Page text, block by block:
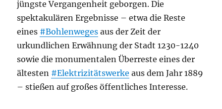
jüngste Vergangenheit geborgen. Die
spektakulären Ergebnisse – etwa die Reste
eines #Bohlenweges aus der Zeit der
urkundlichen Erwähnung der Stadt 1230-1240
sowie die monumentalen Überreste eines der
ältesten #Elektrizitätswerke aus dem Jahr 1889
– stießen auf großes öffentliches Interesse.